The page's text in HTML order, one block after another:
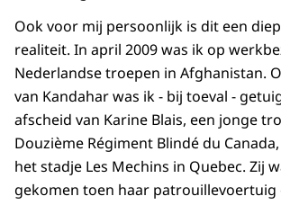
Ook voor mij persoonlijk is dit een
realiteit. In april 2009 was ik op
Nederlandse troepen in Afghanistan.
van Kandahar was ik - bij toeval -
afscheid van Karine Blais, een jonge
Douzième Régiment Blindé du
het stadje Les Mechins in Quebec. Zij
gekomen toen haar patrouillevoertuig